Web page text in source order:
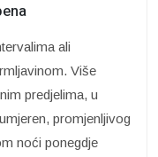
ali
Više
predjelima, u
promjenljivog
noći ponegdje